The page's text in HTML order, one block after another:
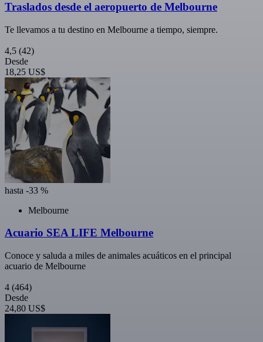
Traslados desde el aeropuerto de Melbourne
Te llevamos a tu destino en Melbourne a tiempo, siempre.
4,5 (42)
Desde
18,25 US$
hasta -33 %
Melbourne
Acuario SEA LIFE Melbourne
Conoce y saluda a miles de animales acuáticos en el principal
acuario de Melbourne
4 (464)
Desde
24,80 US$